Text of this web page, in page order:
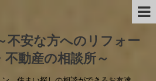
安な方へのリフォー
不動産の相談所～